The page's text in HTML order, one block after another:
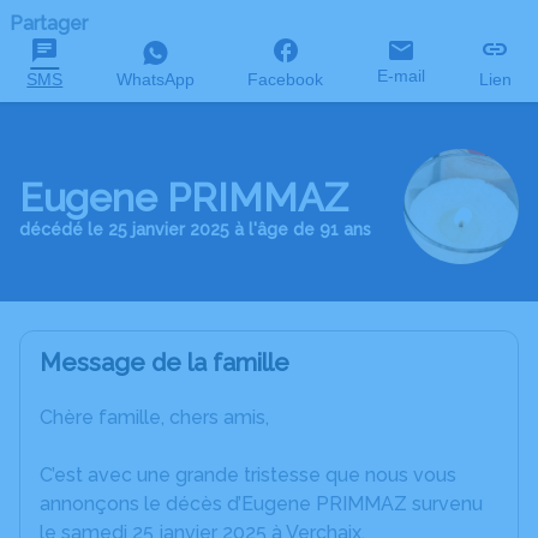
Partager
SMS WhatsApp Facebook E-mail Lien
Eugene PRIMMAZ
décédé le 25 janvier 2025 à l'âge de 91 ans
Message de la famille
Chère famille, chers amis,
C’est avec une grande tristesse que nous vous
annonçons le décès d’Eugene PRIMMAZ survenu
le samedi 25 janvier 2025 à Verchaix.